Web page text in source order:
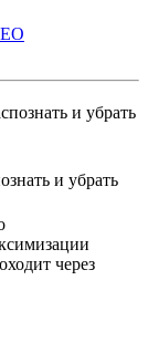
и убрать
через